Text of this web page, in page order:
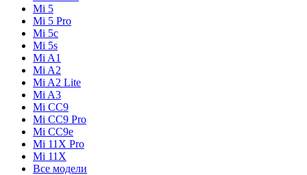
Mi 5
Mi 5 Pro
Mi 5c
Mi 5s
Mi A1
Mi A2
Mi A2 Lite
Mi A3
Mi CC9
Mi CC9 Pro
Mi CC9e
Mi 11X Pro
Mi 11X
Все модели